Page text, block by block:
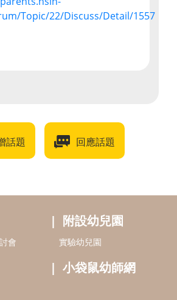
Topic/22/Discuss/Detail/1557
話題 回應話題
會
附設幼兒園
實驗幼兒園
小袋鼠幼師網